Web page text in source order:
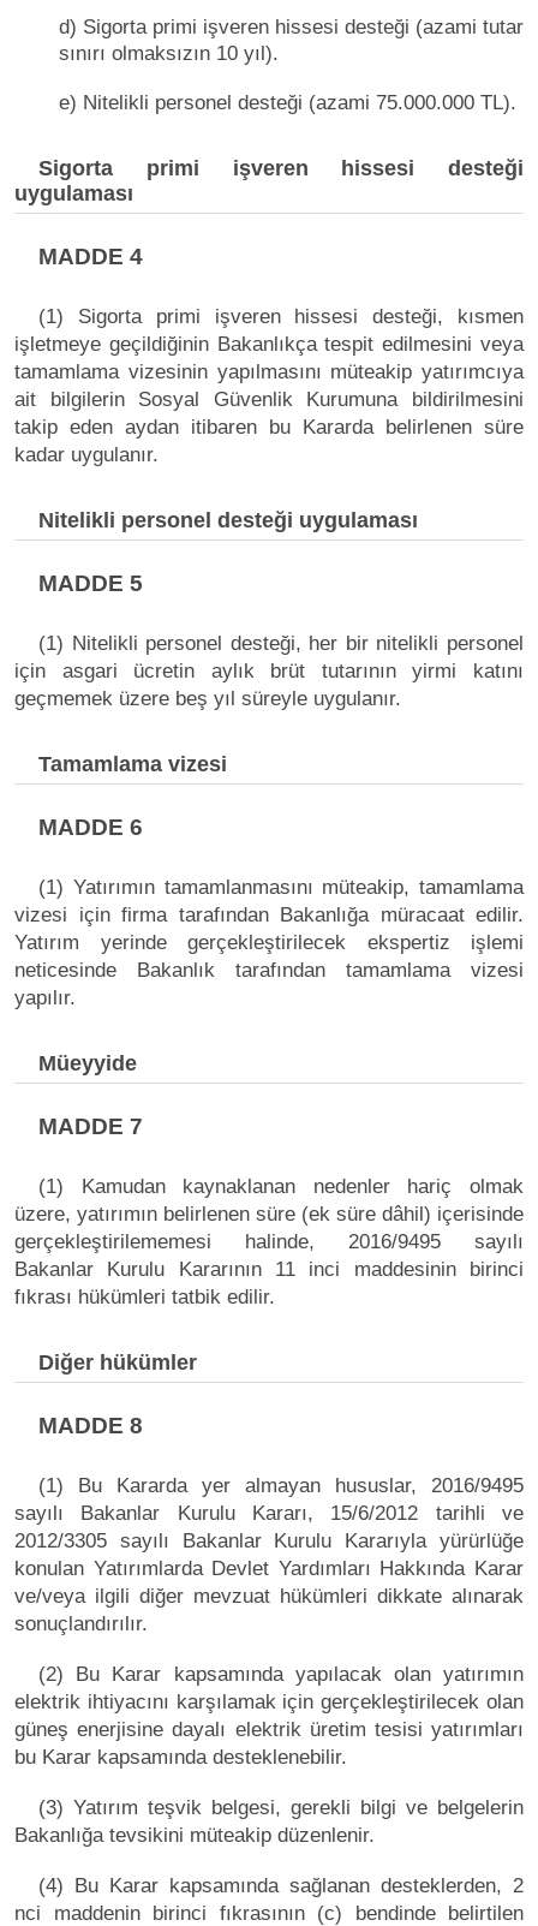
d) Sigorta primi işveren hissesi desteği (azami tutar
sınırı olmaksızın 10 yıl).
e) Nitelikli personel desteği (azami 75.000.000 TL).
Sigorta primi işveren hissesi desteği
uygulaması
MADDE 4
(1) Sigorta primi işveren hissesi desteği, kısmen
işletmeye geçildiğinin Bakanlıkça tespit edilmesini veya
tamamlama vizesinin yapılmasını müteakip yatırımcıya
ait bilgilerin Sosyal Güvenlik Kurumuna bildirilmesini
takip eden aydan itibaren bu Kararda belirlenen süre
kadar uygulanır.
Nitelikli personel desteği uygulaması
MADDE 5
(1) Nitelikli personel desteği, her bir nitelikli personel
için asgari ücretin aylık brüt tutarının yirmi katını
geçmemek üzere beş yıl süreyle uygulanır.
Tamamlama vizesi
MADDE 6
(1) Yatırımın tamamlanmasını müteakip, tamamlama
vizesi için firma tarafından Bakanlığa müracaat edilir.
Yatırım yerinde gerçekleştirilecek ekspertiz işlemi
neticesinde Bakanlık tarafından tamamlama vizesi
yapılır.
Müeyyide
MADDE 7
(1) Kamudan kaynaklanan nedenler hariç olmak
üzere, yatırımın belirlenen süre (ek süre dâhil) içerisinde
gerçekleştirilememesi halinde, 2016/9495 sayılı
Bakanlar Kurulu Kararının 11 inci maddesinin birinci
fıkrası hükümleri tatbik edilir.
Diğer hükümler
MADDE 8
(1) Bu Kararda yer almayan hususlar, 2016/9495
sayılı Bakanlar Kurulu Kararı, 15/6/2012 tarihli ve
2012/3305 sayılı Bakanlar Kurulu Kararıyla yürürlüğe
konulan Yatırımlarda Devlet Yardımları Hakkında Karar
ve/veya ilgili diğer mevzuat hükümleri dikkate alınarak
sonuçlandırılır.
(2) Bu Karar kapsamında yapılacak olan yatırımın
elektrik ihtiyacını karşılamak için gerçekleştirilecek olan
güneş enerjisine dayalı elektrik üretim tesisi yatırımları
bu Karar kapsamında desteklenebilir.
(3) Yatırım teşvik belgesi, gerekli bilgi ve belgelerin
Bakanlığa tevsikini müteakip düzenlenir.
(4) Bu Karar kapsamında sağlanan desteklerden, 2
nci maddenin birinci fıkrasının (c) bendinde belirtilen